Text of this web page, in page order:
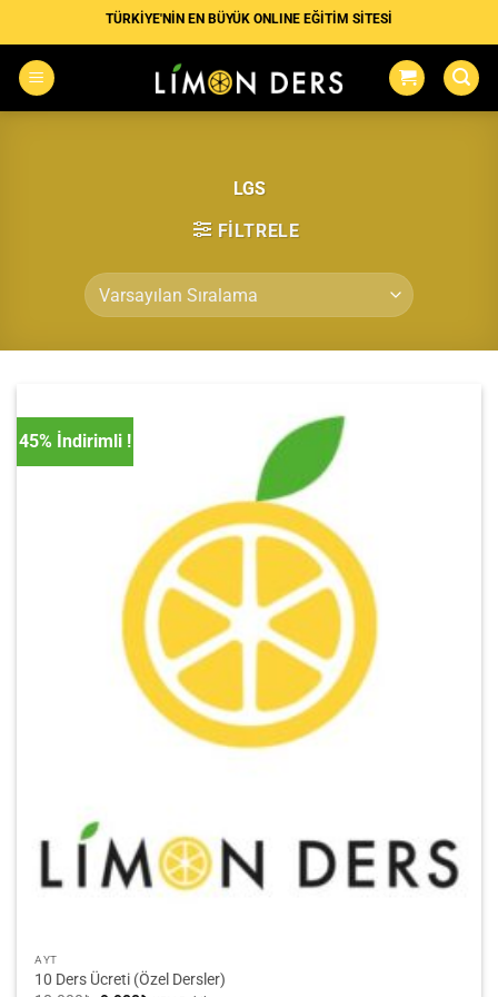
atla
TÜRKİYE'NİN EN BÜYÜK ONLINE EĞİTİM SİTESİ
LGS
FILTRELE
45% İndirimli !
AYT
10 Ders Ücreti (Özel Dersler)